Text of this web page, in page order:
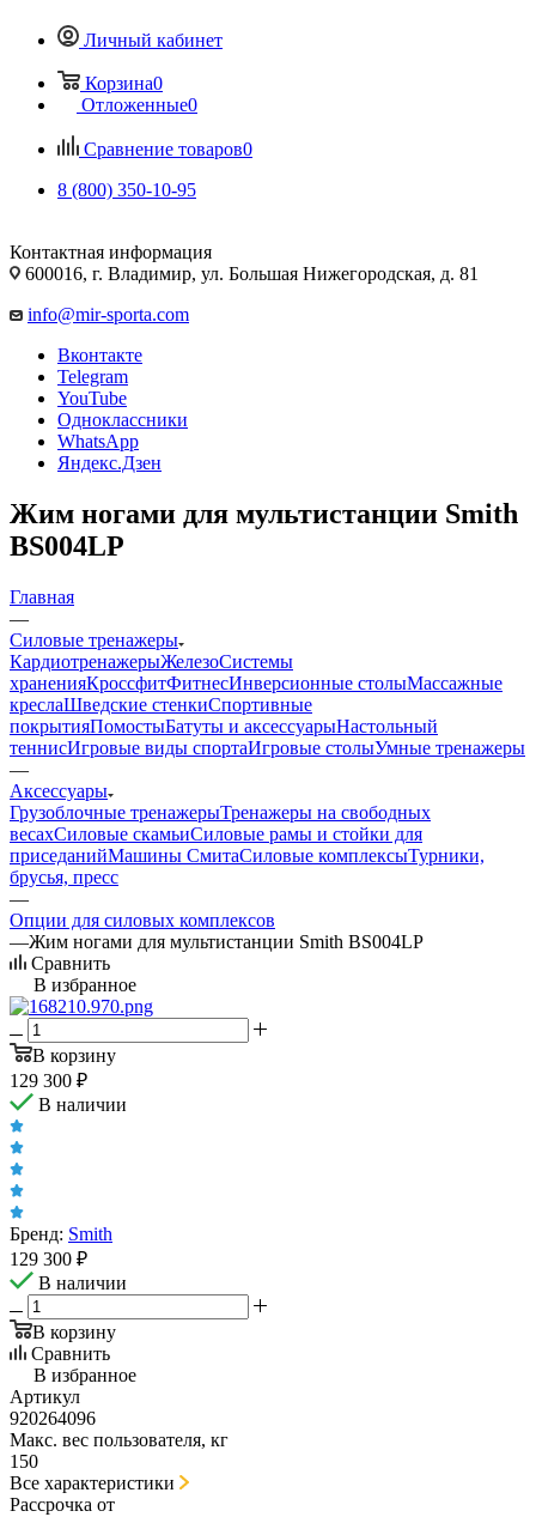
Личный кабинет
Корзина0
Отложенные0
Сравнение товаров0
8 (800) 350-10-95
Контактная информация
600016, г. Владимир, ул. Большая Нижегородская, д. 81
info@mir-sporta.com
Вконтакте
Telegram
YouTube
Одноклассники
WhatsApp
Яндекс.Дзен
Жим ногами для мультистанции Smith
BS004LP
Главная
—
Силовые тренажеры
КардиотренажерыЖелезоСистемы
храненияКроссфитФитнесИнверсионные столыМассажные
креслаШведские стенкиСпортивные
покрытияПомостыБатуты и аксессуарыНастольный
теннисИгровые виды спортаИгровые столыУмные тренажеры
—
Аксессуары
Грузоблочные тренажерыТренажеры на свободных
весахСиловые скамьиСиловые рамы и стойки для
приседанийМашины СмитаСиловые комплексыТурники,
брусья, пресс
—
Опции для силовых комплексов
—Жим ногами для мультистанции Smith BS004LP
Сравнить
В избранное
В корзину
129 300 ₽
В наличии
Бренд: Smith
129 300 ₽
В наличии
В корзину
Сравнить
В избранное
Артикул
920264096
Макс. вес пользователя, кг
150
Все характеристики
Рассрочка от